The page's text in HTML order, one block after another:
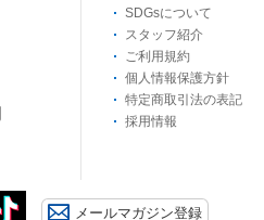
SDGsについて
スタッフ紹介
ご利用規約
個人情報保護方針
特定商取引法の表記
採用情報
メールマガジン登録